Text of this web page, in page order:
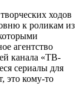
ходов
к роликам из
агентство
канала «ТВ-
сериалы для
это кому-то